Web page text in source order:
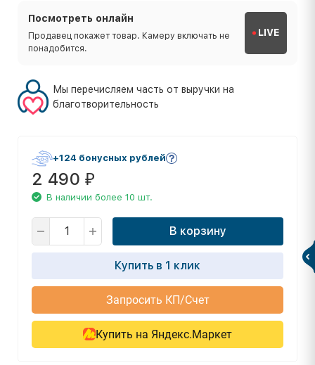
Посмотреть онлайн
Продавец покажет товар. Камеру включать не
понадобится.
LIVE
Мы перечисляем часть от выручки на
благотворительность
+124 бонусных рублей
2 490 ₽
В наличии более 10 шт.
В корзину
Купить в 1 клик
Запросить КП/Счет
Купить на Яндекс.Маркет